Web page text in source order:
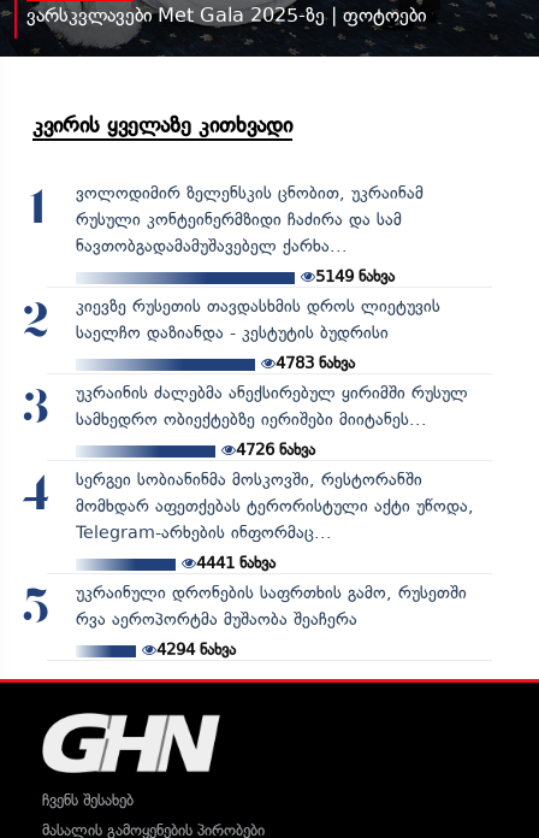
ვარსკვლავები Met Gala 2025-ზე | ფოტოები
კვირის ყველაზე კითხვადი
1
ვოლოდიმირ ზელენსკის ცნობით, უკრაინამ
რუსული კონტეინერმზიდი ჩაძირა და სამ
ნავთობგადამამუშავებელ ქარხა...
5149 ნახვა
2
კიევზე რუსეთის თავდასხმის დროს ლიეტუვის
საელჩო დაზიანდა - კესტუტის ბუდრისი
4783ნახვა
3
უკრაინის ძალებმა ანექსირებულ ყირიმში რუსულ
სამხედრო ობიექტებზე იერიშები მიიტანეს...
4726ნახვა
4
სერგეი სობიანინმა მოსკოვში, რესტორანში
მომხდარ აფეთქებას ტერორისტული აქტი უწოდა,
Telegram-არხების ინფორმაც...
4441ნახვა
5
უკრაინული დრონების საფრთხის გამო, რუსეთში
რვა აეროპორტმა მუშაობა შეაჩერა
4294ნახვა
ჩვენს შესახებ
მასალის გამოყენების პირობები